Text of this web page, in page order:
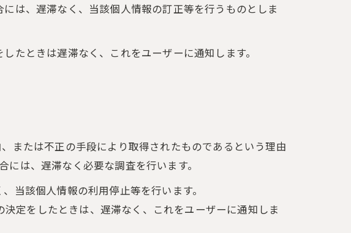
は、遅滞なく、当該個人情報の訂正等を行うものとしま
たときは遅滞なく、これをユーザーに通知します。
または不正の手段により取得されたものであるという理由
は、遅滞なく必要な調査を行います。
当該個人情報の利用停止等を行います。
定をしたときは、遅滞なく、これをユーザーに通知しま